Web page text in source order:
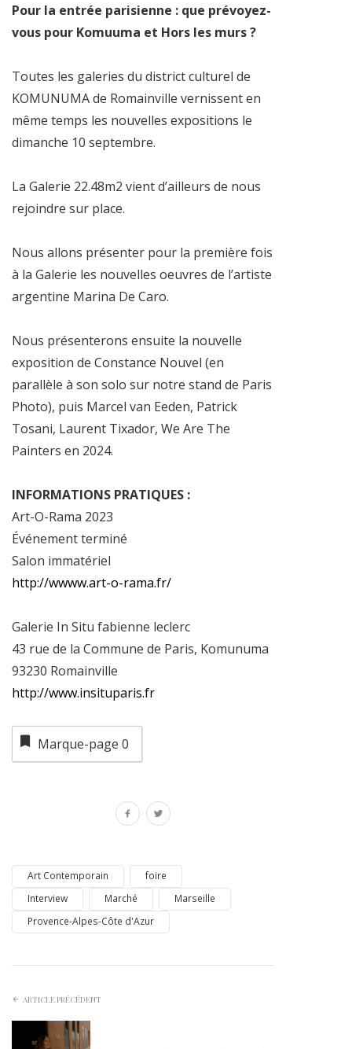
Pour la entrée parisienne : que prévoyez-
vous pour Komuuma et Hors les murs ?
Toutes les galeries du district culturel de
KOMUNUMA de Romainville vernissent en
même temps les nouvelles expositions le
dimanche 10 septembre.
La Galerie 22.48m2 vient d’ailleurs de nous
rejoindre sur place.
Nous allons présenter pour la première fois
à la Galerie les nouvelles oeuvres de l’artiste
argentine Marina De Caro.
Nous présenterons ensuite la nouvelle
exposition de Constance Nouvel (en
parallèle à son solo sur notre stand de Paris
Photo), puis Marcel van Eeden, Patrick
Tosani, Laurent Tixador, We Are The
Painters en 2024.
INFORMATIONS PRATIQUES :
Art-O-Rama 2023
Événement terminé
Salon immatériel
http://wwww.art-o-rama.fr/
Galerie In Situ fabienne leclerc
43 rue de la Commune de Paris, Komunuma
93230 Romainville
http://www.insituparis.fr
Marque-page 0
Art Contemporain
foire
Interview
Marché
Marseille
Provence-Alpes-Côte d'Azur
ARTICLE PRÉCÉDENT